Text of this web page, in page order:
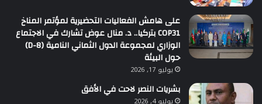
على هامش الفعاليات التحضيرية لمؤتمر المناخ
COP31 بتركيا.. د. منال عوض تشارك في الاجتماع
الوزاري لمجموعة الدول الثماني النامية (D-8)
حول البيئة
يوليو 17, 2026
بشريات النصر لاحت في الأفق
يوليو 4, 2026